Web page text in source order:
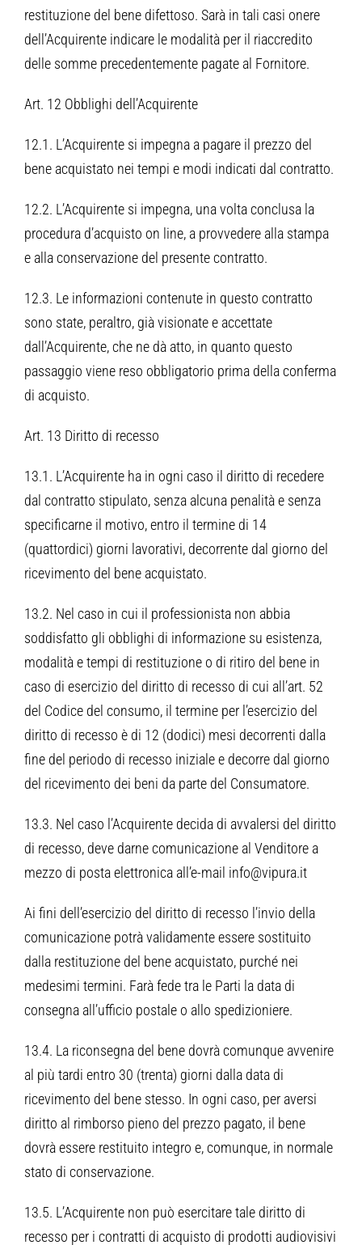
restituzione del bene difettoso. Sarà in tali casi onere
dell’Acquirente indicare le modalità per il riaccredito
delle somme precedentemente pagate al Fornitore.
Art. 12 Obblighi dell’Acquirente
12.1. L’Acquirente si impegna a pagare il prezzo del
bene acquistato nei tempi e modi indicati dal contratto.
12.2. L’Acquirente si impegna, una volta conclusa la
procedura d’acquisto on line, a provvedere alla stampa
e alla conservazione del presente contratto.
12.3. Le informazioni contenute in questo contratto
sono state, peraltro, già visionate e accettate
dall’Acquirente, che ne dà atto, in quanto questo
passaggio viene reso obbligatorio prima della conferma
di acquisto.
Art. 13 Diritto di recesso
13.1. L’Acquirente ha in ogni caso il diritto di recedere
dal contratto stipulato, senza alcuna penalità e senza
specificarne il motivo, entro il termine di 14
(quattordici) giorni lavorativi, decorrente dal giorno del
ricevimento del bene acquistato.
13.2. Nel caso in cui il professionista non abbia
soddisfatto gli obblighi di informazione su esistenza,
modalità e tempi di restituzione o di ritiro del bene in
caso di esercizio del diritto di recesso di cui all’art. 52
del Codice del consumo, il termine per l’esercizio del
diritto di recesso è di 12 (dodici) mesi decorrenti dalla
fine del periodo di recesso iniziale e decorre dal giorno
del ricevimento dei beni da parte del Consumatore.
13.3. Nel caso l’Acquirente decida di avvalersi del diritto
di recesso, deve darne comunicazione al Venditore a
mezzo di posta elettronica all’e-mail info@vipura.it
Ai fini dell’esercizio del diritto di recesso l’invio della
comunicazione potrà validamente essere sostituito
dalla restituzione del bene acquistato, purché nei
medesimi termini. Farà fede tra le Parti la data di
consegna all’ufficio postale o allo spedizioniere.
13.4. La riconsegna del bene dovrà comunque avvenire
al più tardi entro 30 (trenta) giorni dalla data di
ricevimento del bene stesso. In ogni caso, per aversi
diritto al rimborso pieno del prezzo pagato, il bene
dovrà essere restituito integro e, comunque, in normale
stato di conservazione.
13.5. L’Acquirente non può esercitare tale diritto di
recesso per i contratti di acquisto di prodotti audiovisivi